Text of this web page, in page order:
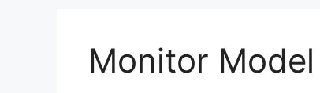
Monitor Model